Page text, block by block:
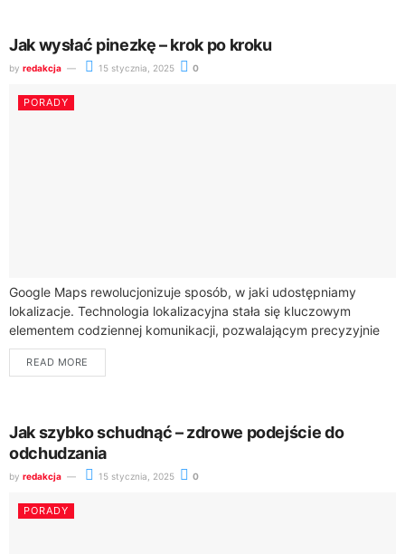
Jak wysłać pinezkę – krok po kroku
by redakcja 15 stycznia, 2025 0
PORADY
Google Maps rewolucjonizuje sposób, w jaki udostępniamy
lokalizacje. Technologia lokalizacyjna stała się kluczowym
elementem codziennej komunikacji, pozwalającym precyzyjnie
wskazać dowolne miejsce na świecie.Czy wiesz, że ponad 1
miliard użytkowników miesięcznie...
READ MORE
Jak szybko schudnąć – zdrowe podejście do
odchudzania
by redakcja 15 stycznia, 2025 0
PORADY